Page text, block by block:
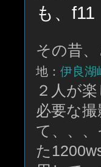
も、f11
その昔
地： 伊良湖
２人が
必要な
て、、
た